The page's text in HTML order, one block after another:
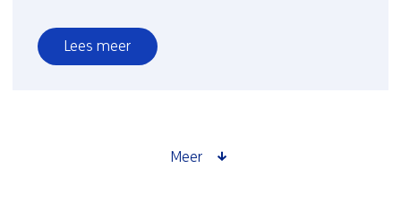
Lees meer
over
Meer